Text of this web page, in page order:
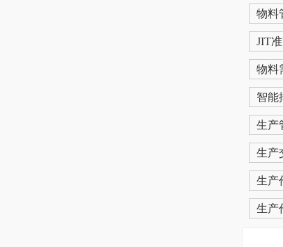
物料
JIT
物料
智能
生产
生产
生产
生产